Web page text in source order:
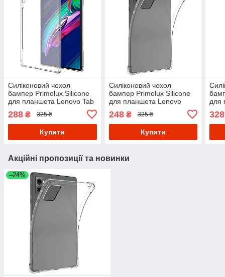
Силіконовий чохол
бампер Primolux Silicone
для планшета Lenovo Tab
P12 Pro 12.6" TB-Q706 -
Clear
288 ₴ 325 ₴
Купити
Силіконовий чохол
бампер Primolux Silicone
для планшета Lenovo
Legion Tab (3rd Gen) Y700
2025 8.8" - Clear
248₴ 325 ₴
Купити
для
328
Акційні пропозиції та новинки
–24%